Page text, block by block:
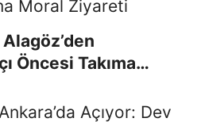
Öncesi Takıma